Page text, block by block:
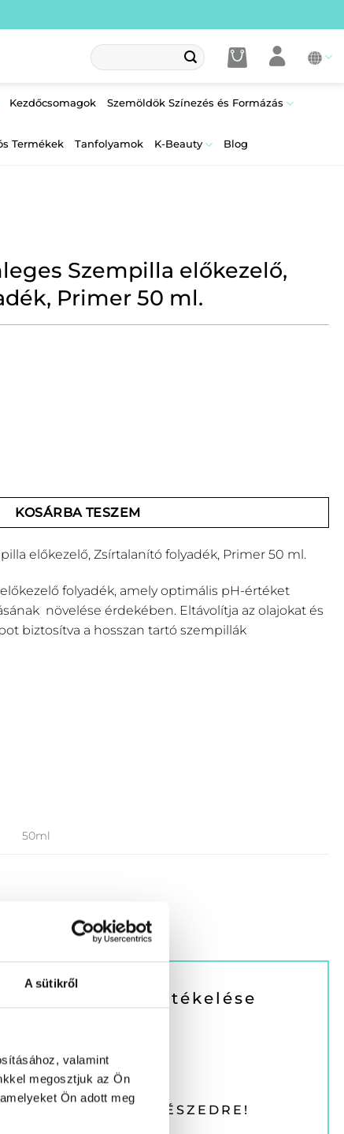
A sütikről
valamint
megosztjuk az Ön
Ön adott meg
Keresés
a
Kezdőcsomagok Szemöldök Színezés és Formázás
Termékek Tanfolyamok K-Beauty Blog
Szempilla előkezelő,
Primer 50 ml.
előkezelő, Zsírtalanító folyadék, Primer 50 ml. mennyiség
KOSÁRBA TESZEM
előkezelő, Zsírtalanító folyadék, Primer 50 ml.
folyadék, amely optimális pH-értéket
növelése érdekében. Eltávolítja az olajokat és
biztosítva a hosszan tartó szempillák
50ml
50 ml.” értékelése
KÜLDÜNK RÉSZEDRE!